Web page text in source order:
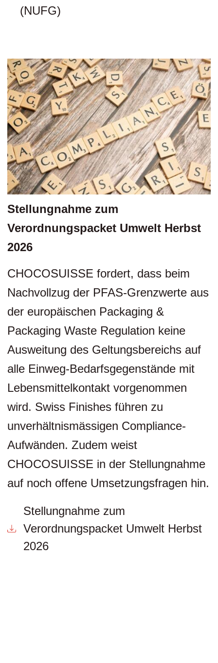
(NUFG)
Stellungnahme zum
Verordnungspacket Umwelt Herbst
2026
CHOCOSUISSE fordert, dass beim
Nachvollzug der PFAS-Grenzwerte aus
der europäischen Packaging &
Packaging Waste Regulation keine
Ausweitung des Geltungsbereichs auf
alle Einweg-Bedarfsgegenstände mit
Lebensmittelkontakt vorgenommen
wird. Swiss Finishes führen zu
unverhältnismässigen Compliance-
Aufwänden. Zudem weist
CHOCOSUISSE in der Stellungnahme
auf noch offene Umsetzungsfragen hin.
Stellungnahme zum
Verordnungspacket Umwelt Herbst
2026